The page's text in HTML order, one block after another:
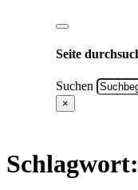
Seite
Suchen
×
Schlagwort: